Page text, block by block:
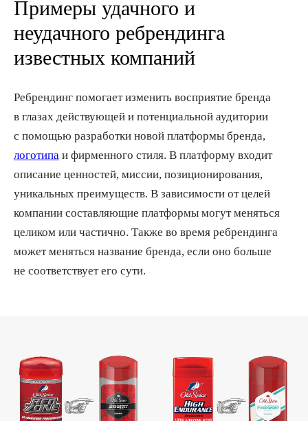
Примеры удачного и
неудачного ребрендинга
известных компаний
Ребрендинг помогает изменить восприятие бренда
в глазах действующей и потенциальной аудитории
с помощью разработки новой платформы бренда,
логотипа и фирменного стиля. В платформу входит
описание ценностей, миссии, позиционирования,
уникальных преимуществ. В зависимости от целей
компании составляющие платформы могут меняться
целиком или частично. Также во время ребрендинга
может меняться название бренда, если оно больше
не соответствует его сути.